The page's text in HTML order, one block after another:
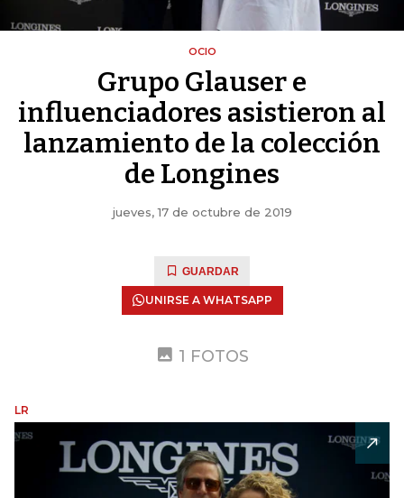
OCIO
Grupo Glauser e
influenciadores asistieron al
lanzamiento de la colección
de Longines
jueves, 17 de octubre de 2019
GUARDAR
UNIRSE A WHATSAPP
1 FOTOS
LR